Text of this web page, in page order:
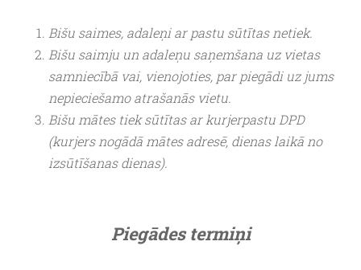
Bišu saimes, adaleņi ar pastu sūtītas netiek.
Bišu saimju un adaleņu saņemšana uz vietas
samniecībā vai, vienojoties, par piegādi uz jums
nepieciešamo atrašanās vietu.
Bišu mātes tiek sūtītas ar kurjerpastu DPD
(kurjers nogādā mātes adresē, dienas laikā no
izsūtīšanas dienas).
Piegādes termiņi